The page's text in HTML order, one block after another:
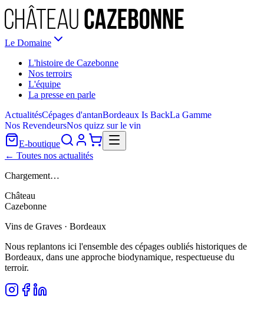
Le Domaine
L'histoire de Cazebonne
Nos terroirs
L'équipe
La presse en parle
ActualitésCépages d'antanBordeaux Is BackLa Gamme
Nos RevendeursNos quizz sur le vin
E-boutique
← Toutes nos actualités
Chargement…
Château
Cazebonne
Vins de Graves · Bordeaux
Nous replantons ici l'ensemble des cépages oubliés historiques de
Bordeaux, dans une approche biodynamique, respectueuse du
terroir.